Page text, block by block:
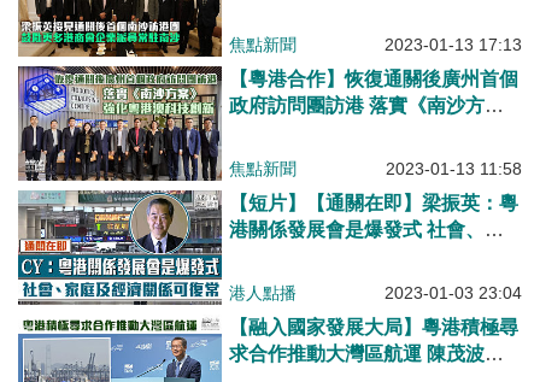
焦點新聞 2023-01-13 17:13
【粵港合作】恢復通關後廣州首個
政府訪問團訪港 落實《南沙方
焦點新聞 2023-01-13 11:58
【短片】【通關在即】梁振英：粵
港關係發展會是爆發式 社會、家
港人點播 2023-01-03 23:04
【融入國家發展大局】粵港積極尋
求合作推動大灣區航運 陳茂波：